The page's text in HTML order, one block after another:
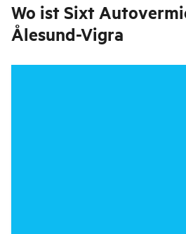
Wo ist Sixt
Ålesund-Vigra